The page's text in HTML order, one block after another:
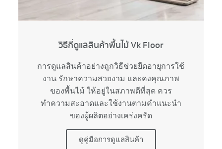
วิธีก่ีดูแลสินค้าพื้นไม้ Vk Floor
การดูแลสินค้าอย่างถูกวิธีช่วยยืดอายุการใช้
งาน รักษาความสวยงาม และคงคุณภาพ
ของพื้นไม้ ให้อยู่ในสภาพดีที่สุด ควร
ทำความสะอาดและใช้งานตามคำแนะนำ
ของผู้ผลิตอย่างเคร่งครัด
ดูคู่มือการดูแลสินค้า